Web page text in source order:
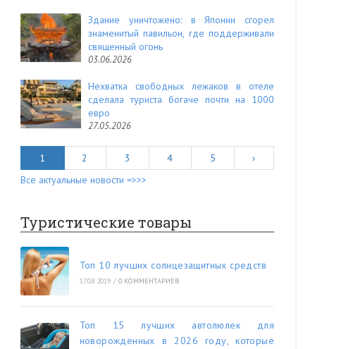
Здание уничтожено: в Японии сгорел
знаменитый павильон, где поддерживали
священный огонь
03.06.2026
Нехватка свободных лежаков в отеле
сделала туриста богаче почти на 1000
евро
27.05.2026
1 2 3 4 5
›
Все актуальные новости =>>>
Туристические товары
Топ 10 лучших солнцезащитных средств
17.08.2019 / 0 КОММЕНТАРИЕВ
Топ 15 лучших автолюлек для
новорожденных в 2026 году, которые